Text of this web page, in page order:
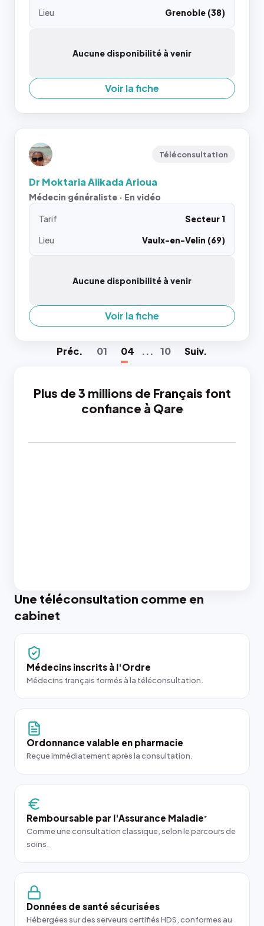
Lieu
Grenoble (38)
Aucune disponibilité à venir
Voir la fiche
Téléconsultation
Dr Moktaria Alikada Arioua
Médecin généraliste · En vidéo
Tarif
Secteur 1
Lieu
Vaulx-en-Velin (69)
Aucune disponibilité à venir
Voir la fiche
Préc. 01 04 ... 10 Suiv.
Plus de 3 millions de Français font
confiance à Qare
Une téléconsultation comme en
cabinet
Médecins inscrits à l'Ordre
Médecins français formés à la téléconsultation.
Ordonnance valable en pharmacie
Reçue immédiatement après la consultation.
Remboursable par l'Assurance Maladie*
Comme une consultation classique, selon le parcours de
soins.
Données de santé sécurisées
Hébergées sur des serveurs certifiés HDS, conformes au